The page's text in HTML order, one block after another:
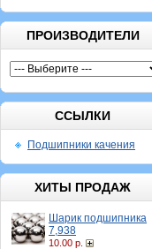
ПРОИЗВОДИТЕЛИ
ССЫЛКИ
Подшипники качения
ХИТЫ ПРОДАЖ
Шарик подшипника
7,938
10.00 р.